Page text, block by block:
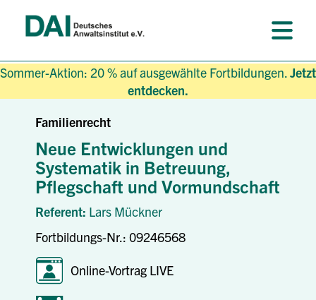
Sommer-Aktion: 20 % auf ausgewählte Fortbildungen.Jetzt
entdecken.
Familienrecht
Neue Entwicklungen und
Systematik in Betreuung,
Pflegschaft und Vormundschaft
Referent: Lars Mückner
Fortbildungs-Nr.: 09246568
Online-Vortrag LIVE